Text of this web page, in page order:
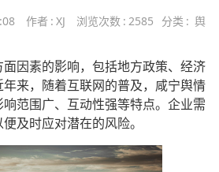
作者 : XJ 浏览次数 : 2585 分类 : 舆
因素的影响，包括地方政策、经济
来，随着互联网的普及，咸宁舆情
范围广、互动性强等特点。企业需
及时应对潜在的风险。